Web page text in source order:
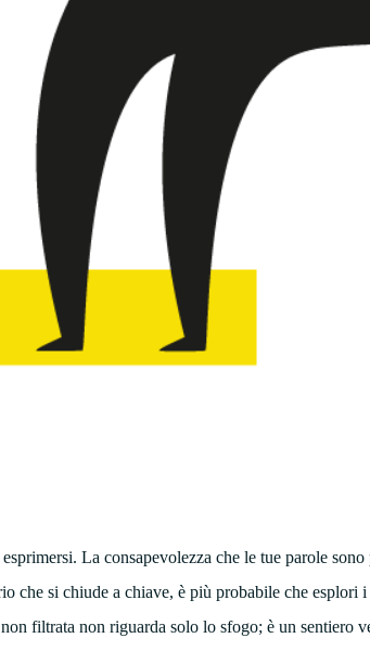
La consapevolezza che le tue parole
che si chiude a chiave, è più probabile che esplori
filtrata non riguarda solo lo sfogo; è un sentiero